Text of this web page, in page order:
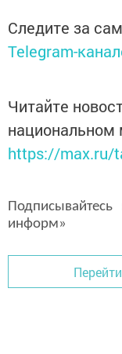
Следите за
Telegram-
Читайте
https://max.ru/
информ»